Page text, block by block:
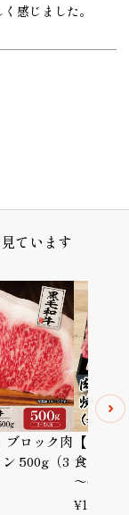
く感じました。
ています
ブロック肉
500g（3
【黒毛
食べ比
～6人前
¥11,800